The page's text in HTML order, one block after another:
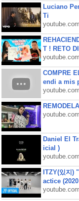
Luciano
Ti
youtube.com
T ! RETO
youtube.com
COMPRE
endi a mis
youtube.com
youtube.com
Daniel El
icial )
youtube.com
ITZY(있지)
actice
youtube.com